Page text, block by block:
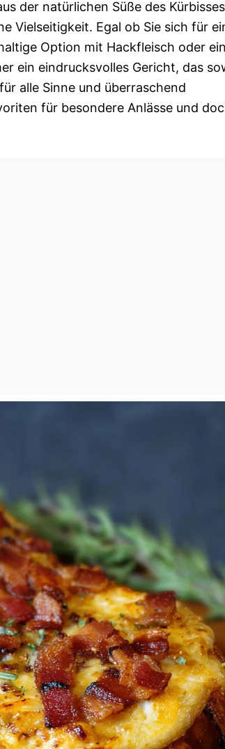
der natürlichen Süße des
Vielseitigkeit. Egal ob Sie sich für
Option mit Hackfleisch oder
ein eindrucksvolles Gericht, das
alle Sinne und überraschend
für besondere Anlässe und